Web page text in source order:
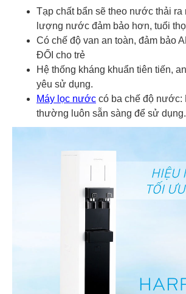
Tạp chất bẩn sẽ theo nước thải ra
lượng nước đảm bảo hơn, tuổi
Có chế độ van an toàn, đảm bảo
ĐỐI cho trẻ
Hệ thống kháng khuẩn tiên tiến,
yêu sử dụng.
Máy lọc nước có ba chế độ nước:
thường luôn sẵn sàng để sử dụng.